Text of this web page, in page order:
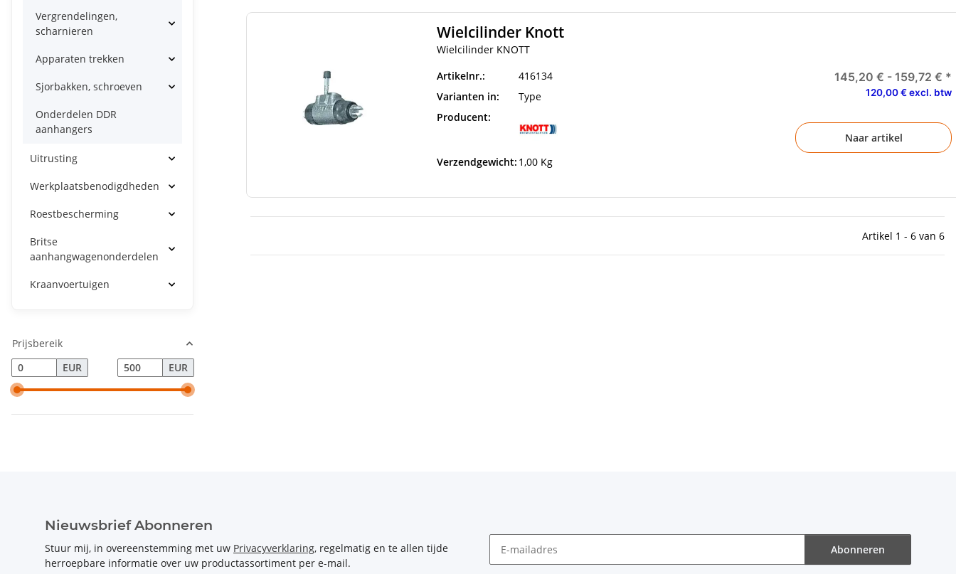
Wielcilinder Knott
Wielcilinder KNOTT
Artikelnr.:
416134
Varianten in:
Type
Producent:
Verzendgewicht: 1,00 Kg
145,20 € - 159,72 € *
120,00 € excl. btw
Naar artikel
Artikel 1 - 6 van 6
Vergrendelingen,
scharnieren
Apparaten trekken
Sjorbakken, schroeven
Onderdelen DDR
aanhangers
Uitrusting
Werkplaatsbenodigdheden
Roestbescherming
Britse
aanhangwagenonderdelen
Kraanvoertuigen
Prijsbereik
EUR
EUR
Nieuwsbrief Abonneren
Stuur mij, in overeenstemming met uw Privacyverklaring, regelmatig en te allen tijde
herroepbare informatie over uw productassortiment per e-mail.
Abonneren